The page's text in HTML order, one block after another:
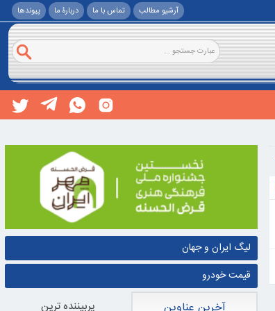
آرشیو مطالب تماس با ما دربارۀ ما پيوندها
لیگ ایران و جهان
قیمت خودرو
پربيننده ترين